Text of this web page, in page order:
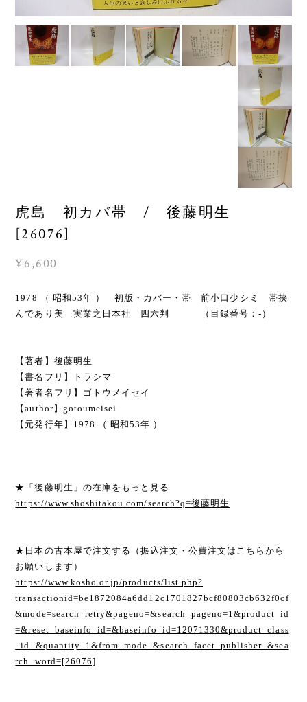
虎島 初カバ帯 / 後藤明生
[26076]
¥6,600
1978 （ 昭和53年 ） 初版・カバー・帯 前小口少シミ 帯挟
んであり美 実業之日本社 四六判 （目録番号：-）
【著者】後藤明生
【書名フリ】トラシマ
【著者名フリ】ゴトウメイセイ
【author】gotoumeisei
【元発行年】1978 （ 昭和53年 ）
★「後藤明生」の在庫をもっと見る
https://www.shoshitakou.com/search?q=後藤明生
★日本の古本屋で注文する（振込注文・公費注文はこちらから
お願いします）
https://www.kosho.or.jp/products/list.php?
transactionid=be1872084a6dd12c1701827bcf80803cb632f0cf
&mode=search_retry&pageno=&search_pageno=1&product_id
=&reset_baseinfo_id=&baseinfo_id=12071330&product_class
_id=&quantity=1&from_mode=&search_facet_publisher=&sea
rch_word=[26076]